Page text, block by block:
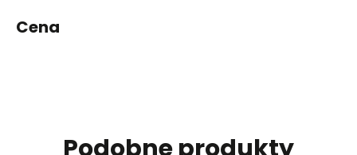
Cena